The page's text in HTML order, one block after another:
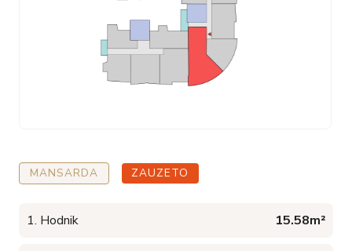
MANSARDA ZAUZETO
1. Hodnik 15.58m²